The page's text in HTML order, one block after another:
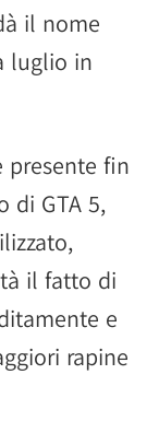
il nome
luglio in
fin
di GTA 5,
il fatto di
e
rapine